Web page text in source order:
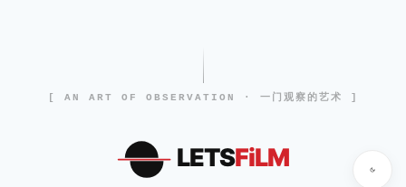
[ AN ART OF OBSERVATION · 一门观察的艺术 ]
LETSFiLM